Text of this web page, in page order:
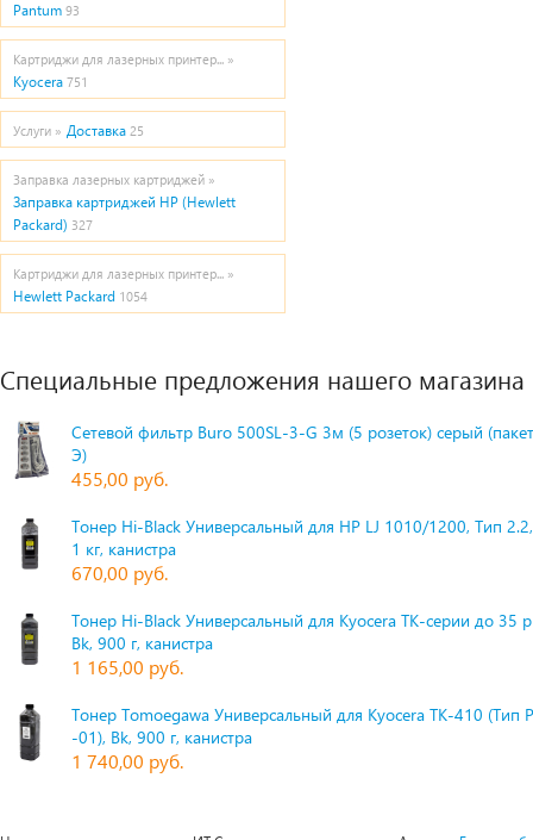
Pantum 93
Картриджи для лазерных принтер... »
Kyocera 751
Услуги » Доставка 25
Заправка лазерных картриджей »
Заправка картриджей HP (Hewlett
Packard) 327
Картриджи для лазерных принтер... »
Hewlett Packard 1054
Специальные предложения нашего магазина
Сетевой фильтр Buro 500SL-3-G 3м (5 розеток) серый
Э)
455,00 руб.
Тонер Hi-Black Универсальный для HP LJ 1010/1200, Тип
1 кг, канистра
670,00 руб.
Тонер Hi-Black Универсальный для Kyocera TK-серии до 35
Bk, 900 г, канистра
1 165,00 руб.
Тонер Tomoegawa Универсальный для Kyocera TK-410 (Тип
-01), Bk, 900 г, канистра
1 740,00 руб.